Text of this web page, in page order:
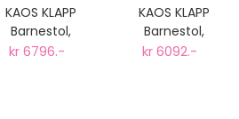
KAOS KLAPP
Barnestol,
Komplett pakke
kr 6796.-
KAOS KLAPP
Barnestol,
Komplett pakke
kr 6092.-